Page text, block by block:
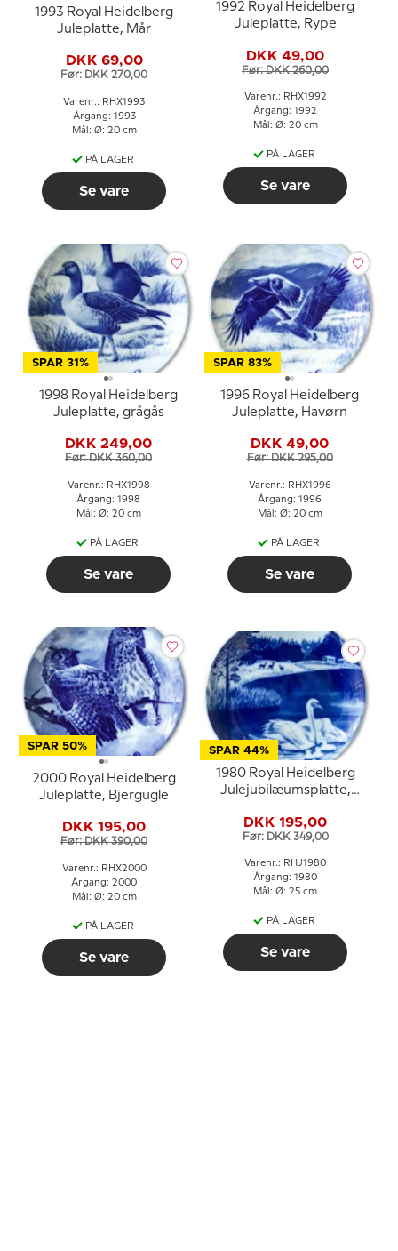
1993 Royal Heidelberg
Juleplatte, Mår
DKK 69,00
Før: DKK 270,00
Varenr.: RHX1993
Årgang: 1993
Mål: Ø: 20 cm
PÅ LAGER
Se vare
1992 Royal Heidelberg
Juleplatte, Rype
DKK 49,00
Før: DKK 260,00
Varenr.: RHX1992
Årgang: 1992
Mål: Ø: 20 cm
PÅ LAGER
Se vare
SPAR 31%
1998 Royal Heidelberg
Juleplatte, grågås
DKK 249,00
Før: DKK 360,00
Varenr.: RHX1998
Årgang: 1998
Mål: Ø: 20 cm
PÅ LAGER
Se vare
SPAR 83%
1996 Royal Heidelberg
Juleplatte, Havørn
DKK 49,00
Før: DKK 295,00
Varenr.: RHX1996
Årgang: 1996
Mål: Ø: 20 cm
PÅ LAGER
Se vare
SPAR 50%
2000 Royal Heidelberg
Juleplatte, Bjergugle
DKK 195,00
Før: DKK 390,00
Varenr.: RHX2000
Årgang: 2000
Mål: Ø: 20 cm
PÅ LAGER
Se vare
SPAR 44%
1980 Royal Heidelberg
Julejubilæumsplatte,
DKK 195,00
Før: DKK 349,00
Varenr.: RHJ1980
Årgang: 1980
Mål: Ø: 25 cm
PÅ LAGER
Se vare